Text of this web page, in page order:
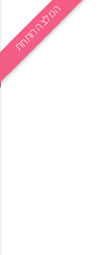
המלצה רותחת